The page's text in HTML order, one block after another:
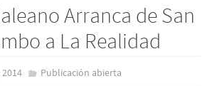
Arranca de San
a La Realidad
Publicación abierta